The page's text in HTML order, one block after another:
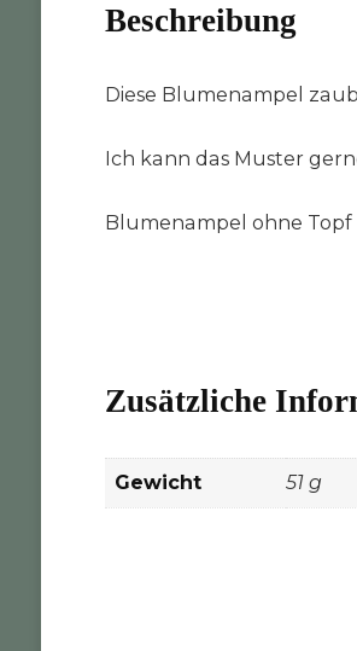
Beschreibung
Diese Blumenampel
Ich kann das Muster
Blumenampel ohne Topf
Zusätzliche
Gewicht 51 g